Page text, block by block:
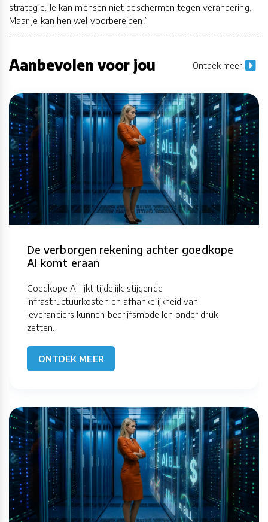
strategie.“Je kan mensen niet beschermen tegen verandering.
Maar je kan hen wel voorbereiden.”
Aanbevolen voor jou Ontdek meer
De verborgen rekening achter goedkope
AI komt eraan
Goedkope AI lijkt tijdelijk: stijgende
infrastructuurkosten en afhankelijkheid van
leveranciers kunnen bedrijfsmodellen onder druk
zetten.
ONTDEK MEER